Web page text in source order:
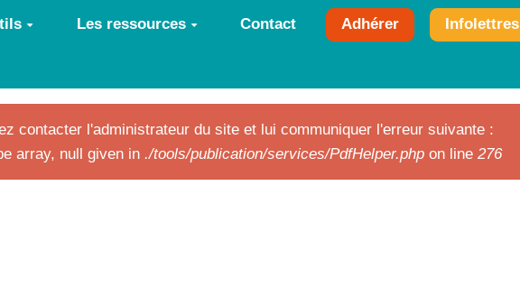
Les ressources Contact Adhérer Infolettres
contacter l'administrateur du site et lui communiquer l'erreur suivante :
array, null given in ./tools/publication/services/PdfHelper.php on line 276